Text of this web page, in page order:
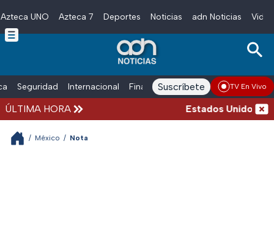
Skip to main content
Azteca UNO Azteca 7 Deportes Noticias adn Noticias
Seguridad Internacional Finanzas adn Noticias Radio
Suscríbete TV En Vivo
ÚLTIMA HORA Estados Unidos
/ México / Nota